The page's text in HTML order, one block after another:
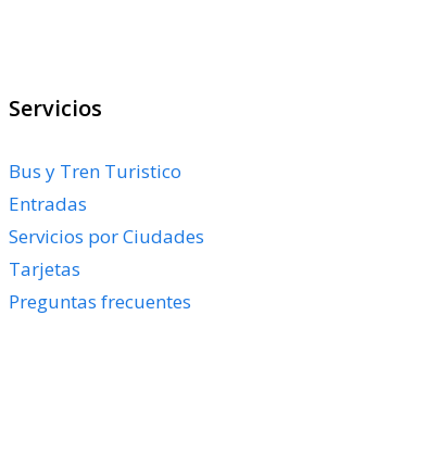
Servicios
Bus y Tren Turistico
Entradas
Servicios por Ciudades
Tarjetas
Preguntas frecuentes